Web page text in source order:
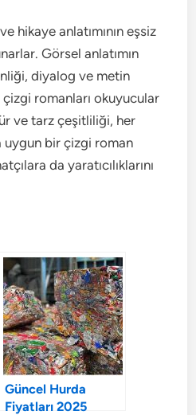
hikaye anlatımının eşsiz
Görsel anlatımın
diyalog ve metin
çizgi romanları okuyucular
ve tarz çeşitliliği, her
uygun bir çizgi roman
da yaratıcılıklarını
Güncel Hurda
Fiyatları 2025